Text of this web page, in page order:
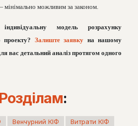
мінімально можливим за законом.
модель розрахунку
проекту? Залиште заявку на нашому
вас детальний аналіз протягом одного
Розділам:
Венчурний КІФ
Витрати КІФ